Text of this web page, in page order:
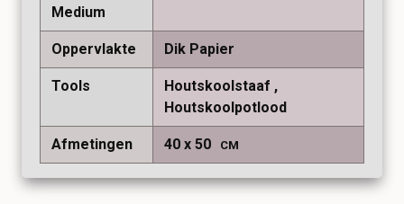
Medium
Oppervlakte Dik Papier
Tools
Houtskoolstaaf
Houtskoolpotlood
Afmetingen 40 50 CM